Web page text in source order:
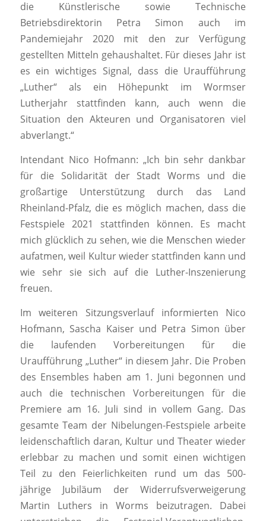
die Künstlerische sowie Technische
Betriebsdirektorin Petra Simon auch im
Pandemiejahr 2020 mit den zur Verfügung
gestellten Mitteln gehaushaltet. Für dieses Jahr ist
es ein wichtiges Signal, dass die Uraufführung
„Luther“ als ein Höhepunkt im Wormser
Lutherjahr stattfinden kann, auch wenn die
Situation den Akteuren und Organisatoren viel
abverlangt.“
Intendant Nico Hofmann: „Ich bin sehr dankbar
für die Solidarität der Stadt Worms und die
großartige Unterstützung durch das Land
Rheinland-Pfalz, die es möglich machen, dass die
Festspiele 2021 stattfinden können. Es macht
mich glücklich zu sehen, wie die Menschen wieder
aufatmen, weil Kultur wieder stattfinden kann und
wie sehr sie sich auf die Luther-Inszenierung
freuen.
Im weiteren Sitzungsverlauf informierten Nico
Hofmann, Sascha Kaiser und Petra Simon über
die laufenden Vorbereitungen für die
Uraufführung „Luther“ in diesem Jahr. Die Proben
des Ensembles haben am 1. Juni begonnen und
auch die technischen Vorbereitungen für die
Premiere am 16. Juli sind in vollem Gang. Das
gesamte Team der Nibelungen-Festspiele arbeite
leidenschaftlich daran, Kultur und Theater wieder
erlebbar zu machen und somit einen wichtigen
Teil zu den Feierlichkeiten rund um das 500-
jährige Jubiläum der Widerrufsverweigerung
Martin Luthers in Worms beizutragen. Dabei